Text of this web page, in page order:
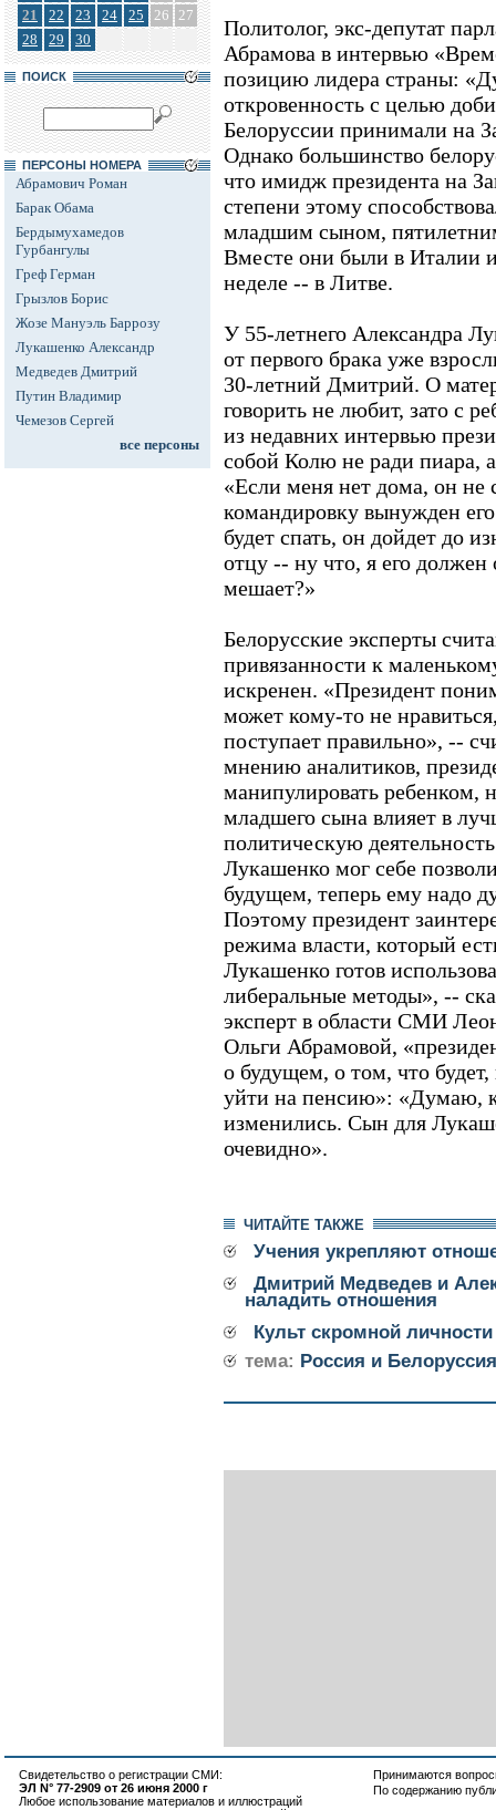
21
22 23 24 25 26 27
28
29 30
ПОИСК
ПЕРСОНЫ НОМЕРА
Абрамович Роман
Барак Обама
Бердымухамедов
Гурбангулы
Греф Герман
Грызлов Борис
Жозе Мануэль Баррозу
Лукашенко Александр
Медведев Дмитрий
Путин Владимир
Чемезов Сергей
все персоны
Политолог, экс-депутат
Абрамова в интервью
позицию лидера страны:
откровенность с целью
Белоруссии принимали на
Однако большинство
что имидж президента на
степени этому
младшим сыном,
Вместе они были в Италии
неделе -- в Литве.
У 55-летнего Александра
от первого брака уже
30-летний Дмитрий. О
говорить не любит, зато с
из недавних интервью
собой Колю не ради пиара,
«Если меня нет дома, он не
командировку вынужден
будет спать, он дойдет до
отцу -- ну что, я его
мешает?»
Белорусские эксперты
привязанности к
искренен. «Президент
может кому-то не
поступает правильно», --
мнению аналитиков,
манипулировать ребенком,
младшего сына влияет в
политическую
Лукашенко мог себе
будущем, теперь ему надо
Поэтому президент
режима власти, который
Лукашенко готов
либеральные методы», --
эксперт в области СМИ
Ольги Абрамовой,
о будущем, о том, что
уйти на пенсию»: «Думаю,
изменились. Сын для
очевидно».
ЧИТАЙТЕ ТАКЖЕ
Учения укрепляют
Дмитрий Медведев и
наладить отношения
Культ скромной личности
тема: Россия и Белоруссия
Свидетельство о регистрации СМИ:
ЭЛ N° 77-2909 от 26 июня 2000 г
Любое использование материалов и иллюстраций
Принимаются
По содержанию